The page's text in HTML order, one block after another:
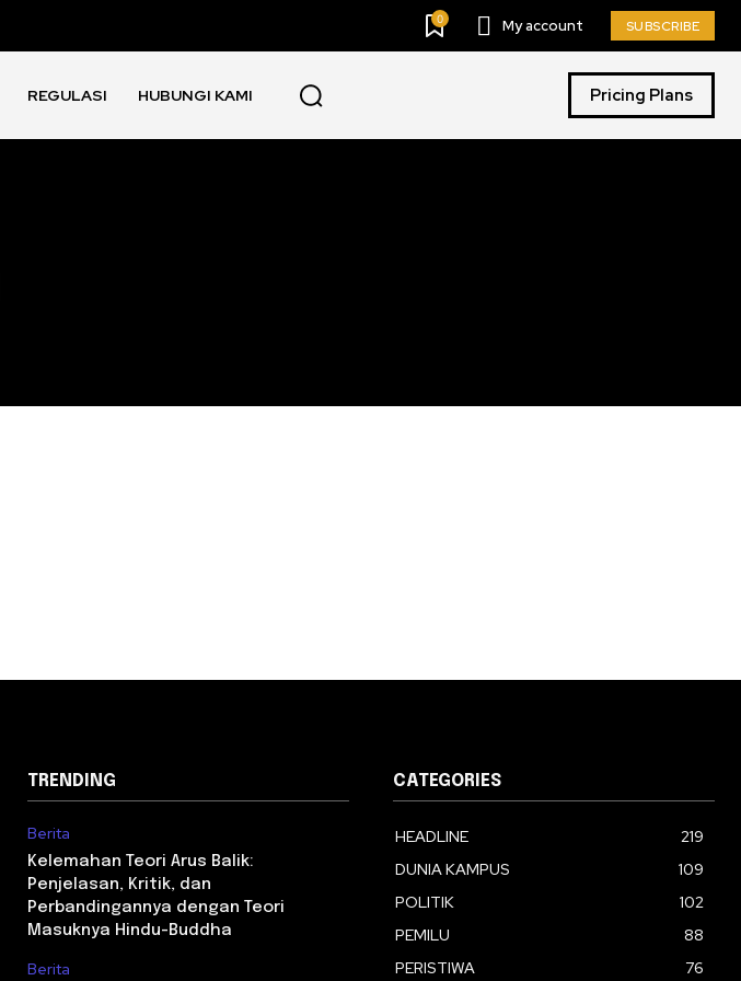
0 My account SUBSCRIBE
REGULASI HUBUNGI KAMI Pricing Plans
TRENDING
Berita
Kelemahan Teori Arus Balik:
Penjelasan, Kritik, dan
Perbandingannya dengan Teori
Masuknya Hindu-Buddha
Berita
CATEGORIES
HEADLINE
219
DUNIA KAMPUS
109
POLITIK
102
PEMILU
88
PERISTIWA
76